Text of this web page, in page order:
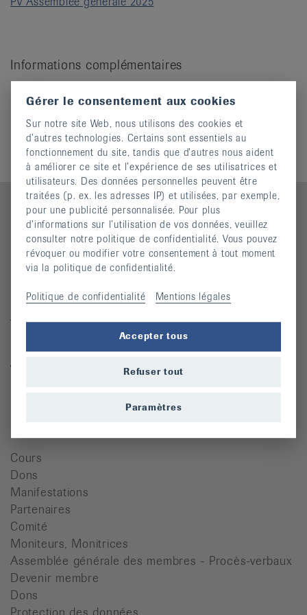
Informations complémentaires
PV 2023
PV 2022
PV 2020-2021
Contact
Ligue jurassienne contre le rhumatisme
2900 Porrentruy
Téléphone : 032 466 63 61
Mardi 8h00 - 11h30 / 13h30 - 17h00
Vendredi 8h00 - 11h30
Cours
Dons
Manifestations
Partenaires
Comité
Moniteurs, Monitrices
Assemblée générale des membres - Procès-verbaux
Devenir membre
Dons
Gérer le consentement aux cookies
Sur notre site Web, nous utilisons des cookies et
d’autres technologies. Certains sont essentiels au
fonctionnement du site, tandis que d’autres nous aident
à améliorer ce site et l’expérience de ses utilisatrices et
utilisateurs. Des données personnelles peuvent être
traitées (p. ex. les adresses IP) et utilisées, par exemple,
pour une publicité personnalisée. Pour plus
d’informations sur l’utilisation de vos données, veuillez
consulter notre politique de confidentialité. Vous pouvez
révoquer ou modifier votre consentement à tout moment
via la politique de confidentialité.
Politique de confidentialité Mentions légales
Accepter tous
Refuser tout
Paramètres